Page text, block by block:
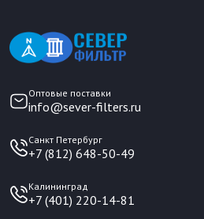
Оптовые поставки
info@sever-filters.ru
Санкт Петербург
+7 (812) 648-50-49
Калининград
+7 (401) 220-14-81